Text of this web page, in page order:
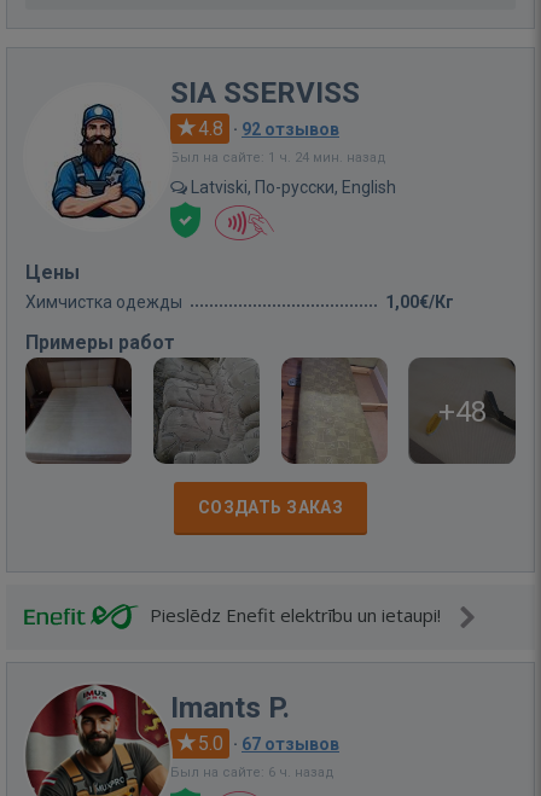
SIA SSERVISS
4.8 · 92 отзывов
Был на сайте: 1 ч. 24 мин. назад
Latviski, По-русски, English
Цены
Химчистка одежды 1,00€/Кг
Примеры работ
+48
СОЗДАТЬ ЗАКАЗ
Pieslēdz Enefit elektrību un ietaupi!
Imants P.
5.0 · 67 отзывов
Был на сайте: 6 ч. назад